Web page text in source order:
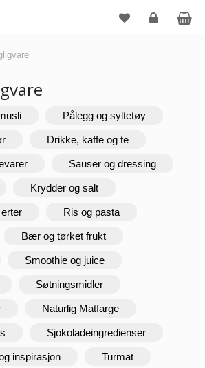
Pålegg og syltetøy
Drikke, kaffe og te
Sauser og dressing
Krydder og salt
Ris og pasta
Bær og tørket frukt
Smoothie og juice
Søtningsmidler
Naturlig Matfarge
Sjokoladeingredienser
inspirasjon Turmat